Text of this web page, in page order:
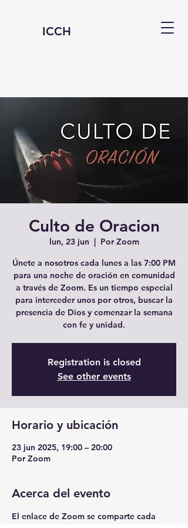
ICCH
Culto de Oracion
lun, 23 jun
  |
Por Zoom
Únete a nosotros cada lunes a las 7:00 PM
para una noche de oración en comunidad
a través de Zoom. Es un tiempo especial
para interceder unos por otros, buscar la
presencia de Dios y comenzar la semana
con fe y unidad.
Registration is closed
See other events
Horario y ubicación
23 jun 2025, 19:00 – 20:00
Por Zoom
Acerca del evento
El enlace de Zoom se comparte cada